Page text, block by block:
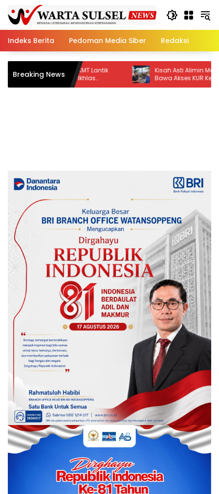
content
Indeks Berita
Pedoman Media Siber Redaksi
Breaking News
FKMT Lantik
Al Ikhlas
Kisah Asti Alimin Membelah Laut Demi
Bawa Akses KUR Ke Pulau Kelang